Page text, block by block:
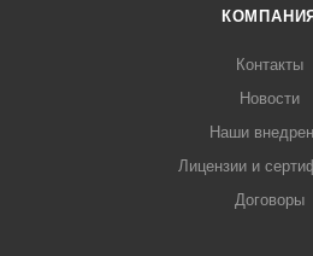
КОМПАНИЯ
Контакты
Новости
Наши
Лицензии и
Договоры